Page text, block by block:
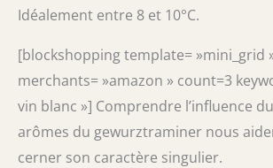
Idéalement entre 8 et 10°C.
[blockshopping template= »mini_grid
merchants= »amazon » count=3
vin blanc »] Comprendre l’influence
arômes du gewurztraminer nous
cerner son caractère singulier.